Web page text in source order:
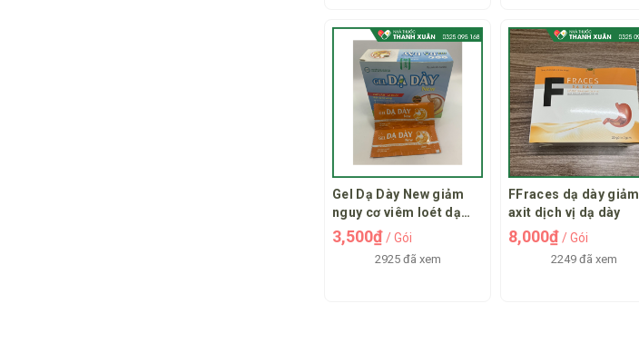
Gel Dạ Dày New giảm
nguy cơ viêm loét dạ
dày tá tràng
3,500₫ / Gói
2925 đã xem
FFraces dạ dày giảm
axit dịch vị dạ dày
8,000₫ / Gói
2249 đã xem